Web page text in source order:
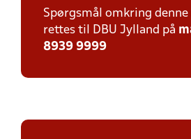
Spørgsmål omkring denne
rettes til DBU Jylland på
8939 9999